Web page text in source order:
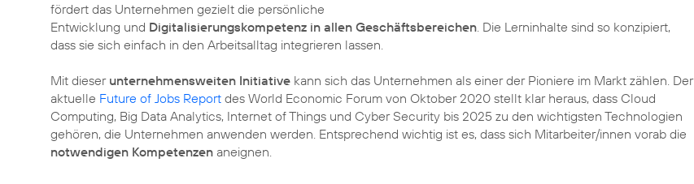
fördert das Unternehmen gezielt die persönliche
Entwicklung und Digitalisierungskompetenz in allen Geschäftsbereichen. Die Lerninhalte sind so konzipiert,
dass sie sich einfach in den Arbeitsalltag integrieren lassen.
Mit dieser unternehmensweiten Initiative kann sich das Unternehmen als einer der Pioniere im Markt zählen. Der
aktuelle Future of Jobs Report des World Economic Forum von Oktober 2020 stellt klar heraus, dass Cloud
Computing, Big Data Analytics, Internet of Things und Cyber Security bis 2025 zu den wichtigsten Technologien
gehören, die Unternehmen anwenden werden. Entsprechend wichtig ist es, dass sich Mitarbeiter/innen vorab die
notwendigen Kompetenzen aneignen.